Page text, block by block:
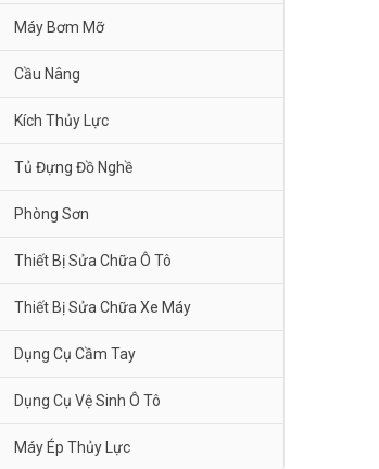
Máy Bơm Mỡ
Cầu Nâng
Kích Thủy Lực
Tủ Đựng Đồ Nghề
Phòng Sơn
Thiết Bị Sửa Chữa Ô Tô
Thiết Bị Sửa Chữa Xe Máy
Dụng Cụ Cầm Tay
Dụng Cụ Vệ Sinh Ô Tô
Máy Ép Thủy Lực